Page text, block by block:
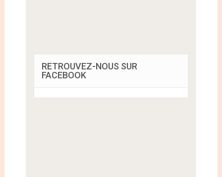
RETROUVEZ-NOUS SUR
FACEBOOK